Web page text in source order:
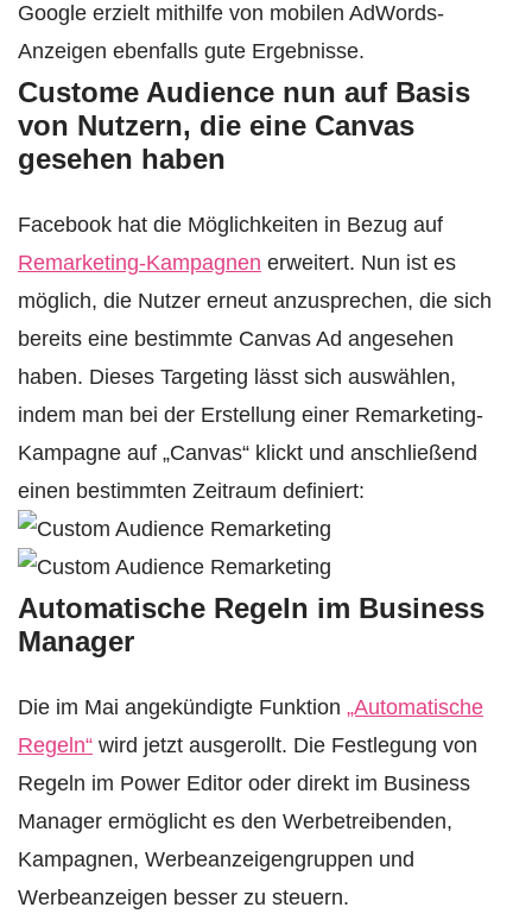
Google erzielt mithilfe von mobilen AdWords-
Anzeigen ebenfalls gute Ergebnisse.
Custome Audience nun auf Basis
von Nutzern, die eine Canvas
gesehen haben
Facebook hat die Möglichkeiten in Bezug auf
Remarketing-Kampagnen erweitert. Nun ist es
möglich, die Nutzer erneut anzusprechen, die sich
bereits eine bestimmte Canvas Ad angesehen
haben. Dieses Targeting lässt sich auswählen,
indem man bei der Erstellung einer Remarketing-
Kampagne auf „Canvas“ klickt und anschließend
einen bestimmten Zeitraum definiert:
Automatische Regeln im Business
Manager
Die im Mai angekündigte Funktion „Automatische
Regeln“ wird jetzt ausgerollt. Die Festlegung von
Regeln im Power Editor oder direkt im Business
Manager ermöglicht es den Werbetreibenden,
Kampagnen, Werbeanzeigengruppen und
Werbeanzeigen besser zu steuern.